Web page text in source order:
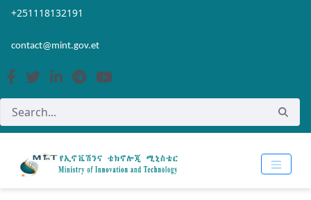
Skip to Main Content
Open Accessibility Menu
+251118132191
contact@mint.gov.et